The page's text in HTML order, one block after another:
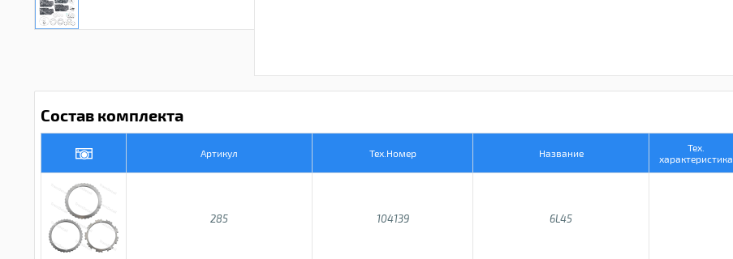
Состав комплекта
Артикул Тех.Номер Название
Тех.
характеристика
285 104139 6L45